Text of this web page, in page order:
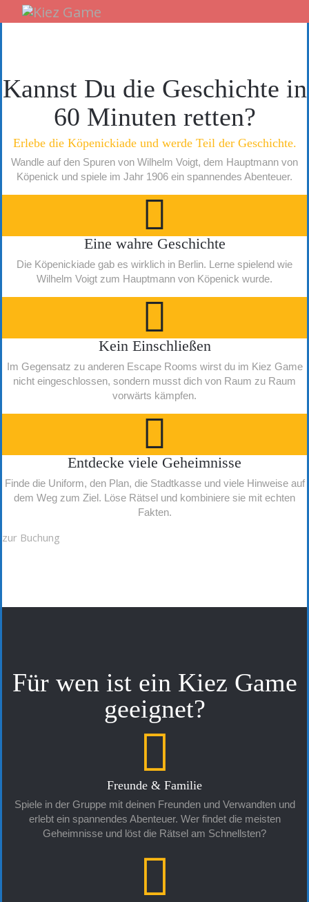
Kannst Du die Geschichte in
60 Minuten retten?
Erlebe die Köpenickiade und werde Teil der Geschichte.
Wandle auf den Spuren von Wilhelm Voigt, dem Hauptmann von
Köpenick und spiele im Jahr 1906 ein spannendes Abenteuer.
Eine wahre Geschichte
Die Köpenickiade gab es wirklich in Berlin. Lerne spielend wie
Wilhelm Voigt zum Hauptmann von Köpenick wurde.
Kein Einschließen
Im Gegensatz zu anderen Escape Rooms wirst du im Kiez Game
nicht eingeschlossen, sondern musst dich von Raum zu Raum
vorwärts kämpfen.
Entdecke viele Geheimnisse
Finde die Uniform, den Plan, die Stadtkasse und viele Hinweise auf
dem Weg zum Ziel. Löse Rätsel und kombiniere sie mit echten
Fakten.
zur Buchung
Für wen ist ein Kiez Game
geeignet?
Freunde & Familie
Spiele in der Gruppe mit deinen Freunden und Verwandten und
erlebt ein spannendes Abenteuer. Wer findet die meisten
Geheimnisse und löst die Rätsel am Schnellsten?